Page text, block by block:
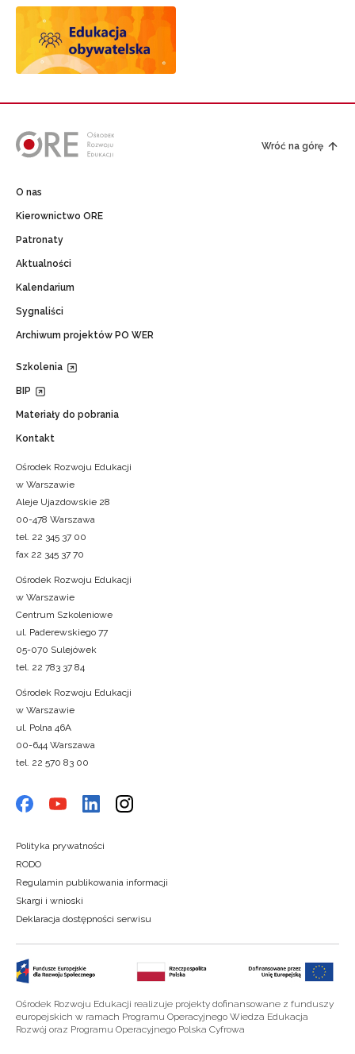
Wróć na górę
O nas
Kierownictwo ORE
Patronaty
Aktualności
Kalendarium
Sygnaliści
Archiwum projektów PO WER
Szkolenia
BIP
Materiały do pobrania
Kontakt
Ośrodek Rozwoju Edukacji
w Warszawie
Aleje Ujazdowskie 28
00-478 Warszawa
tel. 22 345 37 00
fax 22 345 37 70
Ośrodek Rozwoju Edukacji
w Warszawie
Centrum Szkoleniowe
ul. Paderewskiego 77
05-070 Sulejówek
tel. 22 783 37 84
Ośrodek Rozwoju Edukacji
w Warszawie
ul. Polna 46A
00-644 Warszawa
tel. 22 570 83 00
Polityka prywatności
RODO
Regulamin publikowania informacji
Skargi i wnioski
Deklaracja dostępności serwisu
Ośrodek Rozwoju Edukacji realizuje projekty dofinansowane z funduszy
europejskich w ramach Programu Operacyjnego Wiedza Edukacja
Rozwój oraz Programu Operacyjnego Polska Cyfrowa